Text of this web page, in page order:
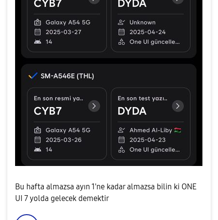
Bu hafta almazsa ayın 1'ne kadar almazsa bilin ki ONE
UI 7 yolda gelecek demektir